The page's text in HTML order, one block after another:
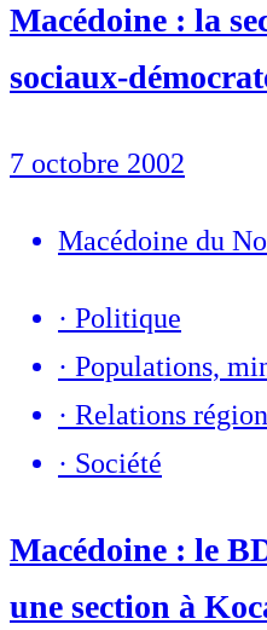
Macédoine : la
sociaux-
7 octobre 2002
Macédoine du
· Politique
· Populations,
· Relations
· Société
Macédoine : le
une section à